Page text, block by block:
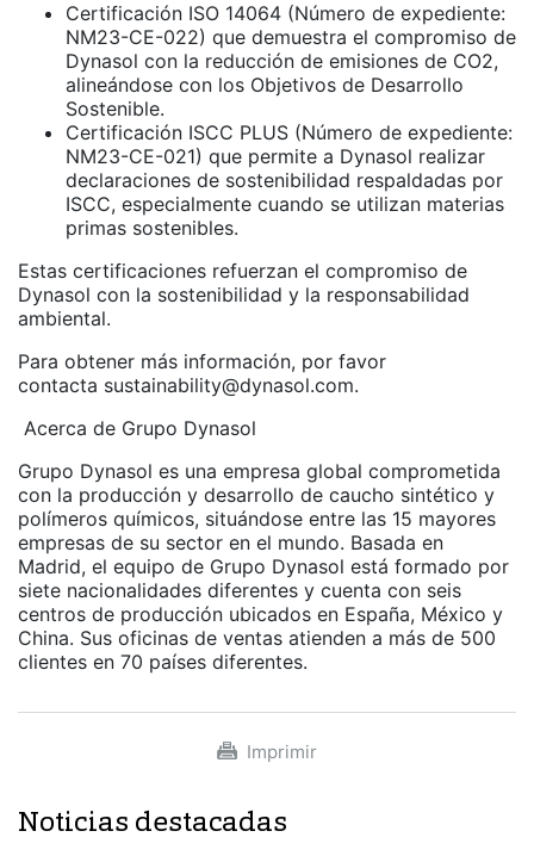
Certificación ISO 14064 (Número de expediente:
NM23-CE-022) que demuestra el compromiso de
Dynasol con la reducción de emisiones de CO2,
alineándose con los Objetivos de Desarrollo
Sostenible.
Certificación ISCC PLUS (Número de expediente:
NM23-CE-021) que permite a Dynasol realizar
declaraciones de sostenibilidad respaldadas por
ISCC, especialmente cuando se utilizan materias
primas sostenibles.
Estas certificaciones refuerzan el compromiso de
Dynasol con la sostenibilidad y la responsabilidad
ambiental.
Para obtener más información, por favor
contacta sustainability@dynasol.com.
Acerca de Grupo Dynasol
Grupo Dynasol es una empresa global comprometida
con la producción y desarrollo de caucho sintético y
polímeros químicos, situándose entre las 15 mayores
empresas de su sector en el mundo. Basada en
Madrid, el equipo de Grupo Dynasol está formado por
siete nacionalidades diferentes y cuenta con seis
centros de producción ubicados en España, México y
China. Sus oficinas de ventas atienden a más de 500
clientes en 70 países diferentes.
Imprimir
Noticias destacadas